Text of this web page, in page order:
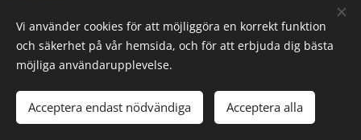
© 2024. Suderbys Ridklubb
Skapad medWebnode Cookies
Vi använder cookies för att möjliggöra en korrekt funktion
och säkerhet på vår hemsida, och för att erbjuda dig bästa
möjliga användarupplevelse.
Acceptera endast nödvändiga Acceptera alla